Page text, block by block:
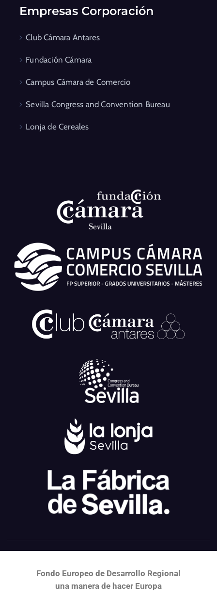
Empresas Corporación
Club Cámara Antares
Fundación Cámara
Campus Cámara de Comercio
Sevilla Congress and Convention Bureau
Lonja de Cereales
Fondo Europeo de Desarrollo Regional
una manera de hacer Europa